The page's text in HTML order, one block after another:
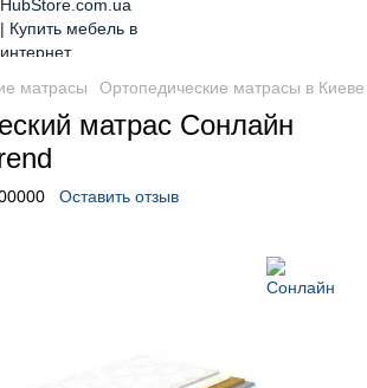
матрасы Ортопедические матрасы в Киеве
матрас Сонлайн
Оставить отзыв